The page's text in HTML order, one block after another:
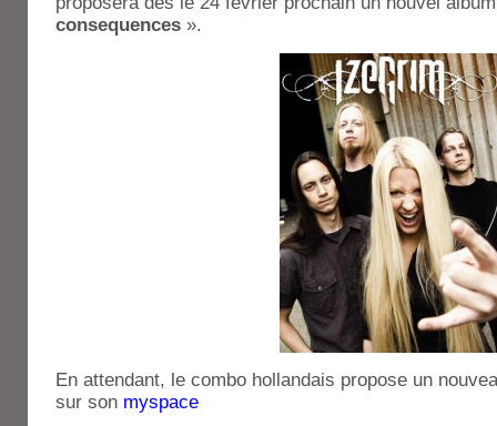
consequences ».
En attendant, le combo hollandais propose un
sur son myspace